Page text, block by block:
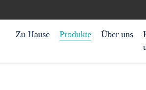
Zu Hause Produkte Über uns